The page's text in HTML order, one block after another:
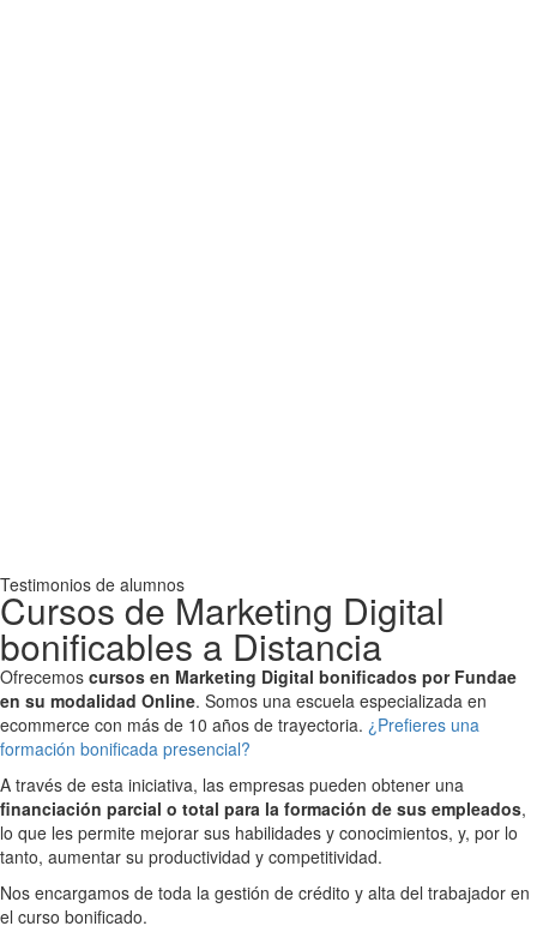
Testimonios de alumnos
Cursos de Marketing Digital
bonificables a Distancia
Ofrecemos cursos en Marketing Digital bonificados por Fundae
en su modalidad Online. Somos una escuela especializada en
ecommerce con más de 10 años de trayectoria. ¿Prefieres una
formación bonificada presencial?
A través de esta iniciativa, las empresas pueden obtener una
financiación parcial o total para la formación de sus empleados,
lo que les permite mejorar sus habilidades y conocimientos, y, por lo
tanto, aumentar su productividad y competitividad.
Nos encargamos de toda la gestión de crédito y alta del trabajador en
el curso bonificado.